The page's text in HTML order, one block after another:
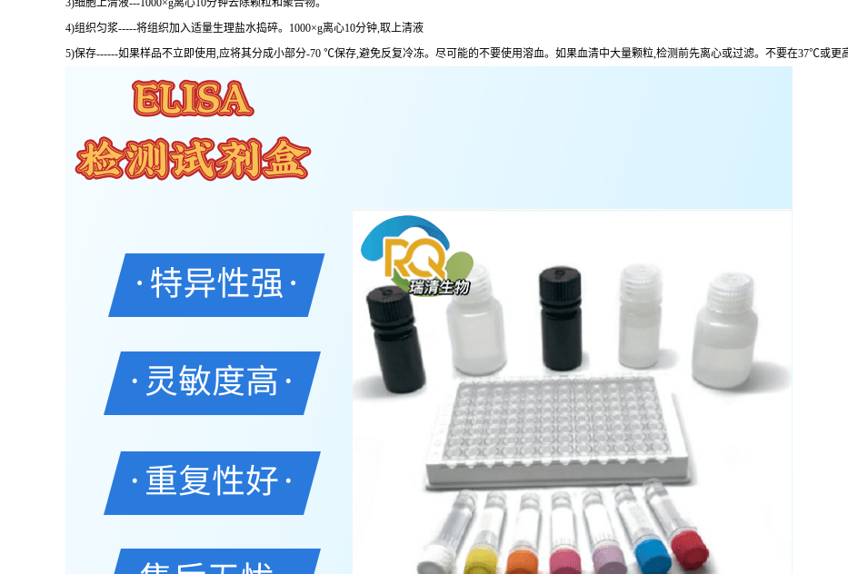
3)细胞上清液---1000×g离心10分钟去除颗粒和聚合物。
4)组织匀浆-----将组织加入适量生理盐水捣碎。1000×g离心10分钟,取上清液
5)保存------如果样品不立即使用,应将其分成小部分-70 ℃保存,避免反复冷冻。尽可能的不要使用溶血。如果血清中大量颗粒,检测前先离心或过滤。不要在37℃或更